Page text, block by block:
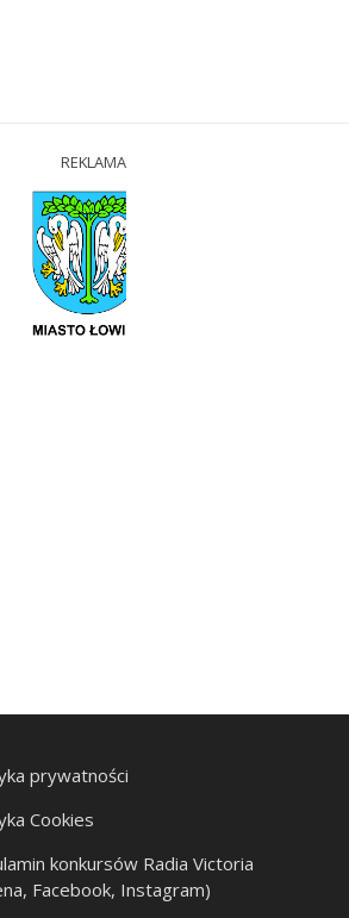
REKLAMA
prywatności
Cookies
konkursów Radia Victoria
Facebook, Instagram)